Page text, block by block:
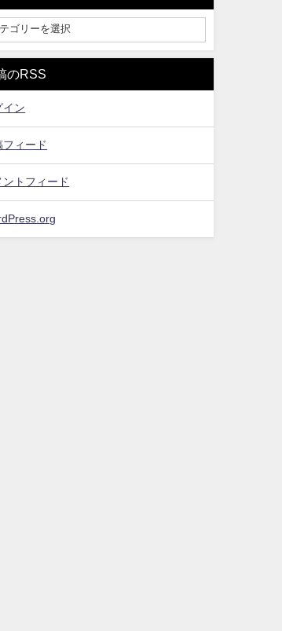
のRSS
イン
フィード
ントフィード